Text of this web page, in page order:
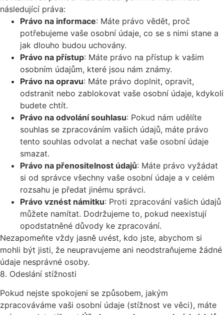
následující práva:
Právo na informace: Máte právo vědět, proč
potřebujeme vaše osobní údaje, co se s nimi stane a
jak dlouho budou uchovány.
Právo na přístup: Máte právo na přístup k vašim
osobním údajům, které jsou nám známy.
Právo na opravu: Máte právo doplnit, opravit,
odstranit nebo zablokovat vaše osobní údaje, kdykoli
budete chtít.
Právo na odvolání souhlasu: Pokud nám udělíte
souhlas se zpracováním vašich údajů, máte právo
tento souhlas odvolat a nechat vaše osobní údaje
smazat.
Právo na přenositelnost údajů: Máte právo vyžádat
si od správce všechny vaše osobní údaje a v celém
rozsahu je předat jinému správci.
Právo vznést námitku: Proti zpracování vašich údajů
můžete namítat. Dodržujeme to, pokud neexistují
opodstatněné důvody ke zpracování.
Nezapomeňte vždy jasně uvést, kdo jste, abychom si
mohli být jisti, že neupravujeme ani neodstraňujeme žádné
údaje nesprávné osoby.
8. Odeslání stížnosti
Pokud nejste spokojeni se způsobem, jakým
zpracováváme vaši osobní údaje (stížnost ve věci), máte